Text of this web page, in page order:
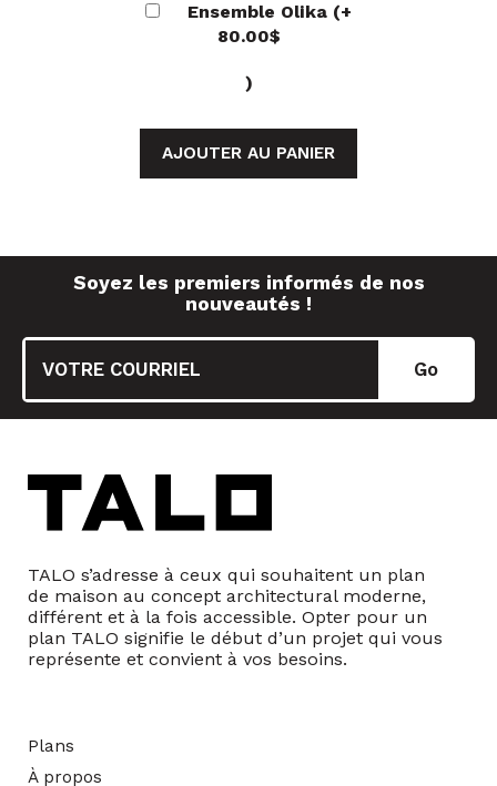
Ensemble Olika (+
80.00$
)
AJOUTER AU PANIER
Soyez les premiers informés de nos
nouveautés !
TALO s’adresse à ceux qui souhaitent un plan
de maison au concept architectural moderne,
différent et à la fois accessible. Opter pour un
plan TALO signifie le début d’un projet qui vous
représente et convient à vos besoins.
Plans
À propos